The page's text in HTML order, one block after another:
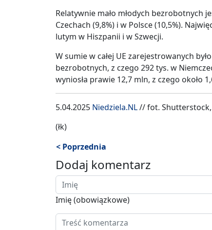
Relatywnie mało młodych bezrobotnych
Czechach (9,8%) i w Polsce (10,5%).
lutym w Hiszpanii i w Szwecji.
W sumie w całej UE zarejestrowanych
bezrobotnych, z czego 292 tys. w
wyniosła prawie 12,7 mln, z czego około
5.04.2025 Niedziela.NL// fot.
(łk)
< Poprzednia
Dodaj komentarz
Imię (obowiązkowe)